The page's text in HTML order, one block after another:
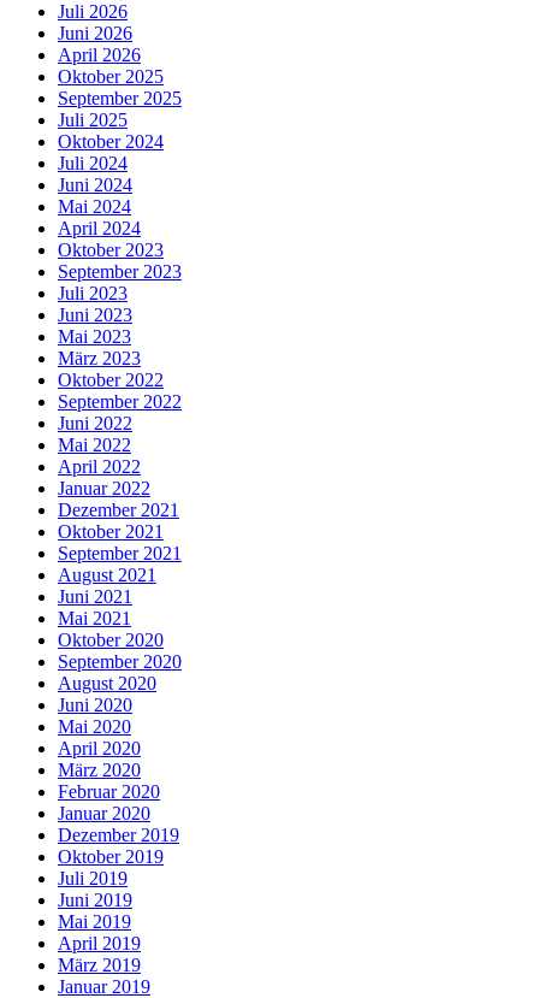
Juli 2026
Juni 2026
April 2026
Oktober 2025
September 2025
Juli 2025
Oktober 2024
Juli 2024
Juni 2024
Mai 2024
April 2024
Oktober 2023
September 2023
Juli 2023
Juni 2023
Mai 2023
März 2023
Oktober 2022
September 2022
Juni 2022
Mai 2022
April 2022
Januar 2022
Dezember 2021
Oktober 2021
September 2021
August 2021
Juni 2021
Mai 2021
Oktober 2020
September 2020
August 2020
Juni 2020
Mai 2020
April 2020
März 2020
Februar 2020
Januar 2020
Dezember 2019
Oktober 2019
Juli 2019
Juni 2019
Mai 2019
April 2019
März 2019
Januar 2019